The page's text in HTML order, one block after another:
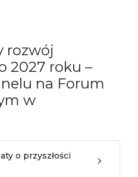
rozwój
2027 roku –
na Forum
w
o przyszłości